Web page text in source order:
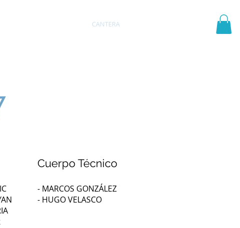
CANTERA
Cuerpo Técnico
- MARCOS GONZÁLEZ
- HUGO VELASCO